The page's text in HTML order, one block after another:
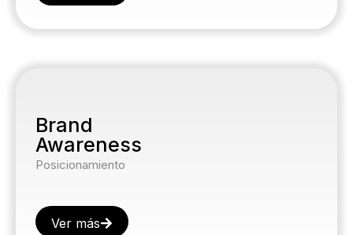
Brand
Awareness
Posicionamiento
Ver más